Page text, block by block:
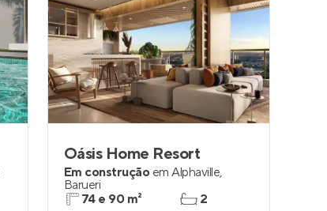
Oásis Home Resort
Em construção em Alphaville,
Barueri
74 e 90 m²
2